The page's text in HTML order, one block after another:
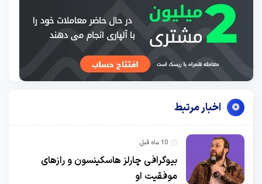
اخبار مرتبط
10 ماه قبل
بیوگرافی چارلز هاسکینسون و رازهای
موفقیت او